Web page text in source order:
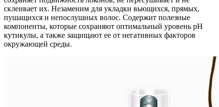
склеивает их. Незаменим для укладки вьющихся, прямых,
пушащихся и непослушных волос. Содержит полезные
компоненты, которые сохраняют оптимальный уровень pH
кутикулы, а также защищают ее от негативных факторов
окружающей среды.